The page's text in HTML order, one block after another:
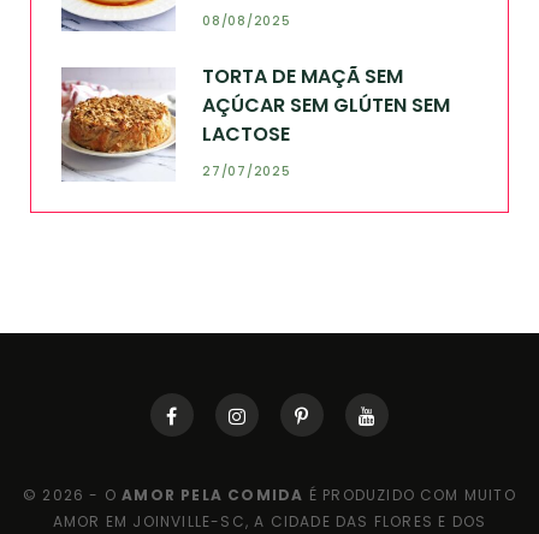
08/08/2025
TORTA DE MAÇÃ SEM
AÇÚCAR SEM GLÚTEN SEM
LACTOSE
27/07/2025
© 2026 - OAMOR PELA COMIDA É PRODUZIDO COM MUITO
AMOR EM JOINVILLE-SC, A CIDADE DAS FLORES E DOS